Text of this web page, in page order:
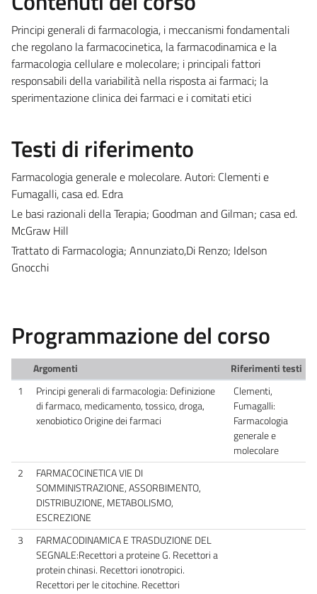
Principi generali di farmacologia, i meccanismi fondamentali
che regolano la farmacocinetica, la farmacodinamica e la
farmacologia cellulare e molecolare; i principali fattori
responsabili della variabilità nella risposta ai farmaci; la
sperimentazione clinica dei farmaci e i comitati etici
Testi di riferimento
Farmacologia generale e molecolare. Autori: Clementi e
Fumagalli, casa ed. Edra
Le basi razionali della Terapia; Goodman and Gilman; casa ed.
McGraw Hill
Trattato di Farmacologia; Annunziato,Di Renzo; Idelson
Gnocchi
Programmazione del corso
Argomenti
Riferimenti testi
1
Principi generali di farmacologia: Definizione
di farmaco, medicamento, tossico, droga,
xenobiotico Origine dei farmaci
Clementi,
Fumagalli:
Farmacologia
generale e
molecolare
2
FARMACOCINETICA VIE DI
SOMMINISTRAZIONE, ASSORBIMENTO,
DISTRIBUZIONE, METABOLISMO,
ESCREZIONE
3
FARMACODINAMICA E TRASDUZIONE DEL
SEGNALE:Recettori a proteine G. Recettori a
protein chinasi. Recettori ionotropici.
Recettori per le citochine. Recettori